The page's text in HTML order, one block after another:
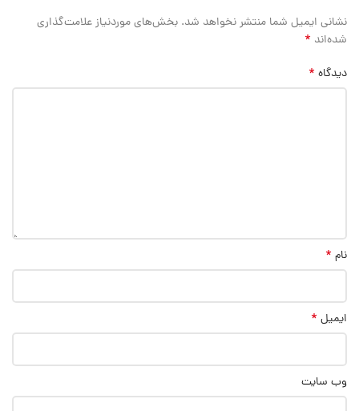
نشانی ایمیل شما منتشر نخواهد شد. بخش‌های موردنیاز علامت‌گذاری
شده‌اند *
دیدگاه *
نام *
ایمیل *
وب‌ سایت